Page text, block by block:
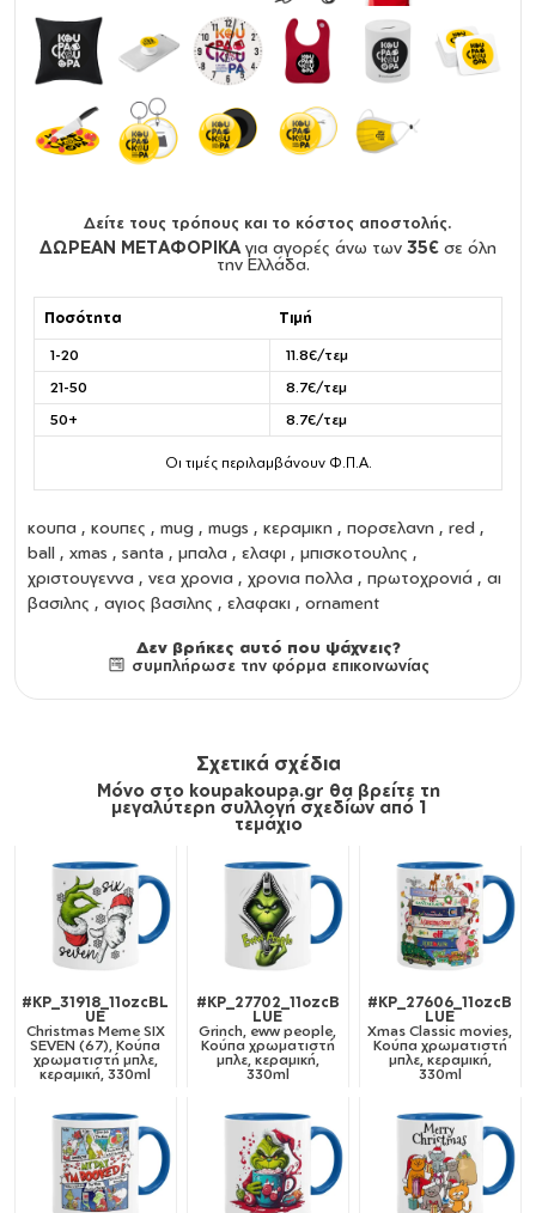
Δείτε τους τρόπους και το κόστος αποστολής.
ΔΩΡΕΑΝ ΜΕΤΑΦΟΡΙΚΑ για αγορές άνω των 35€ σε όλη
την Ελλάδα.
Ποσότητα Τιμή
1-20
11.8€/τεμ
21-50
8.7€/τεμ
50+
8.7€/τεμ
Οι τιμές περιλαμβάνουν Φ.Π.Α.
κουπα , κουπες , mug , mugs , κεραμικη , πορσελανη , red ,
ball , xmas , santa , μπαλα , ελαφι , μπισκοτουλης ,
χριστουγεννα , νεα χρονια , χρονια πολλα , πρωτοχρονιά , αι
βασιλης , αγιος βασιλης , ελαφακι , ornament
Δεν βρήκες αυτό που ψάχνεις?
συμπλήρωσε την φόρμα επικοινωνίας
Σχετικά σχέδια
Μόνο στο koupakoupa.gr θα βρείτε τη
μεγαλύτερη συλλογή σχεδίων από 1
τεμάχιο
#KP_31918_11ozcBL
UE
Christmas Meme SIX
SEVEN (67), Κούπα
χρωματιστή μπλε,
κεραμική, 330ml
#KP_27702_11ozcB
LUE
Grinch, eww people,
Κούπα χρωματιστή
μπλε, κεραμική,
330ml
#KP_27606_11ozcB
LUE
Xmas Classic movies,
Κούπα χρωματιστή
μπλε, κεραμική,
330ml